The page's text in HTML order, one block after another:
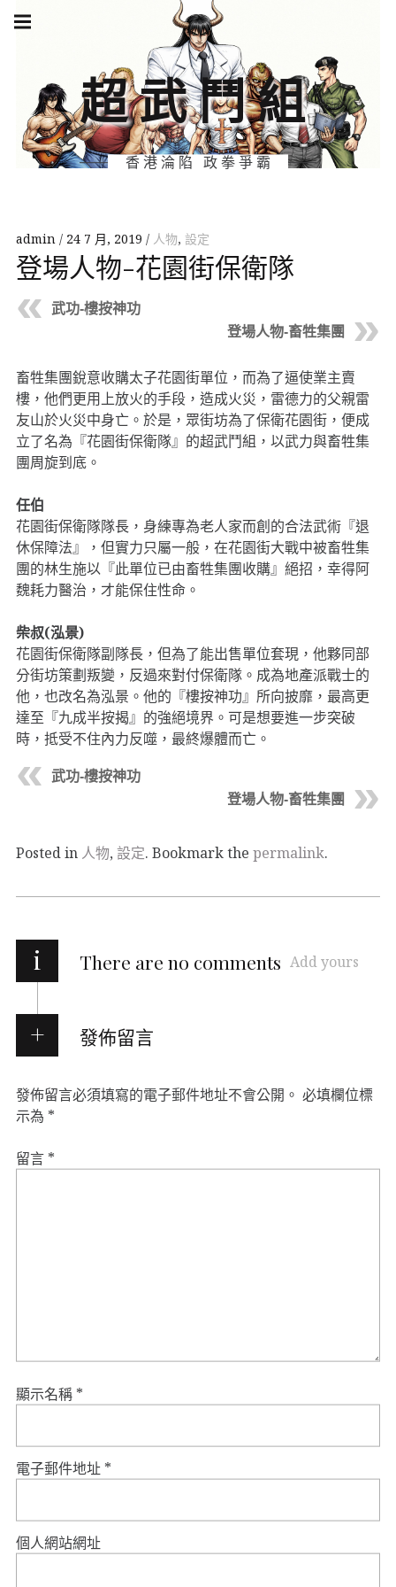
Skip
超武鬥組
香港淪陷 政拳爭霸
navigation
admin 24 7 月, 2019 人物, 設定
登場人物-花園街保衛隊
武功-樓按神功
登場人物-畜牲集團
畜牲集團銳意收購太子花園街單位，而為了逼使業主賣
樓，他們更用上放火的手段，造成火災，雷德力的父親雷
友山於火災中身亡。於是，眾街坊為了保衛花園街，便成
立了名為『花園街保衛隊』的超武鬥組，以武力與畜牲集
團周旋到底。
任伯
花園街保衛隊隊長，身練專為老人家而創的合法武術『退
休保障法』，但實力只屬一般，在花園街大戰中被畜牲集
團的林生施以『此單位已由畜牲集團收購』絕招，幸得阿
魏耗力醫治，才能保住性命。
柴叔(泓景)
花園街保衛隊副隊長，但為了能出售單位套現，他夥同部
分街坊策劃叛變，反過來對付保衛隊。成為地產派戰士的
他，也改名為泓景。他的『樓按神功』所向披靡，最高更
達至『九成半按揭』的強絕境界。可是想要進一步突破
時，抵受不住內力反噬，最終爆體而亡。
武功-樓按神功
登場人物-畜牲集團
Posted in 人物, 設定. Bookmark the permalink.
i There are no comments Add yours
發佈留言
發佈留言必須填寫的電子郵件地址不會公開。 必填欄位標
示為 *
留言 *
顯示名稱 *
電子郵件地址 *
個人網站網址